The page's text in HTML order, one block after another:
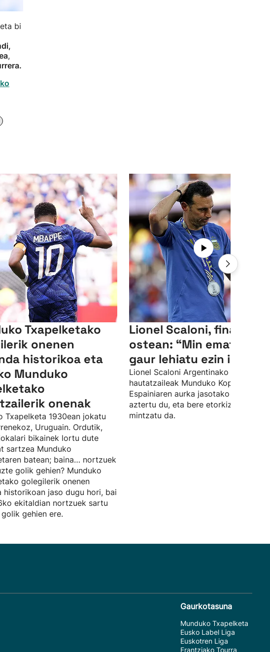
bi
,
Txapelketako
onenen
historikoa eta
Munduko
onenak
Txapelketa 1930ean jokatu
Uruguain. Ordutik,
bikainek lortu dute
sartzea Munduko
batean; baina… nortzuek
golik gehien? Munduko
golegilerik onenen
historikoan jaso dugu hori, bai
ekitaldian nortzuek sartu
gehien ere.
Lionel Scaloni, finalaren
ostean: “Min ematen du
gaur lehiatu ezin izanak”
Lionel Scaloni Argentinako
hautatzaileak Munduko Kopako
Espainiaren aurka jasotako porrota
aztertu du, eta bere etorkizunaz ere
mintzatu da.
Gaurkotasuna
Munduko Txapelketa
Eusko Label Liga
Euskotren Liga
Frantziako Tourra